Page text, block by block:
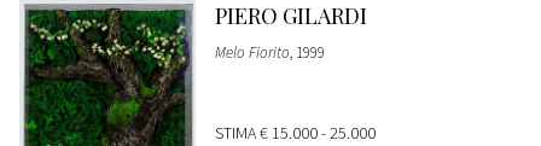
PIERO GILARDI
Melo Fiorito, 1999
STIMA€ 15.000 - 25.000